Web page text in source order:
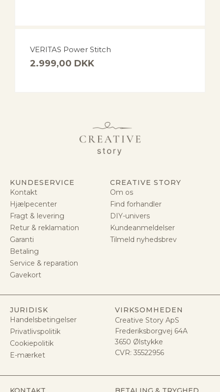
VERITAS Power Stitch
2.999,00 DKK
KUNDESERVICE
Kontakt
Hjælpecenter
Fragt & levering
Retur & reklamation
Garanti
Betaling
Service & reparation
Gavekort
CREATIVE STORY
Om os
Find forhandler
DIY-univers
Kundeanmeldelser
Tilmeld nyhedsbrev
JURIDISK
Handelsbetingelser
Privatlivspolitik
Cookiepolitik
E-mærket
VIRKSOMHEDEN
Creative Story ApS
Frederiksborgvej 64A
3650 Ølstykke
CVR: 35522956